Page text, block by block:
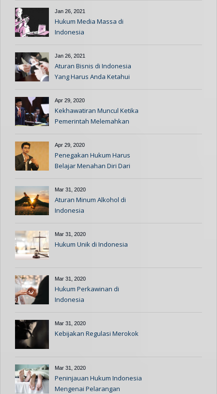
Jan 26, 2021
Hukum Media Massa di
Indonesia
Jan 26, 2021
Aturan Bisnis di Indonesia
Yang Harus Anda Ketahui
Apr 29, 2020
Kekhawatiran Muncul Ketika
Pemerintah Melemahkan
Apr 29, 2020
Penegakan Hukum Harus
Belajar Menahan Diri Dari
Mar 31, 2020
Aturan Minum Alkohol di
Indonesia
Mar 31, 2020
Hukum Unik di Indonesia
Mar 31, 2020
Hukum Perkawinan di
Indonesia
Mar 31, 2020
Kebijakan Regulasi Merokok
Mar 31, 2020
Peninjauan Hukum Indonesia
Mengenai Pelarangan